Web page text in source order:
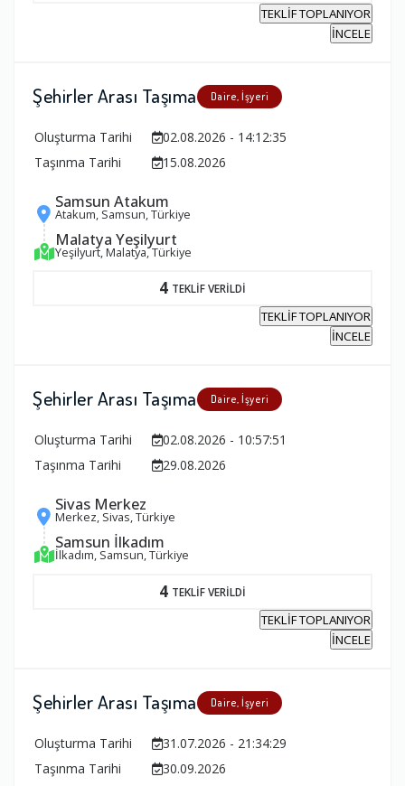
TEKLİF TOPLANIYOR
İNCELE
Şehirler Arası Taşıma Daire, İşyeri
Oluşturma Tarihi
02.08.2026 - 14:12:35
Taşınma Tarihi
15.08.2026
Samsun Atakum
Atakum, Samsun, Türkiye
Malatya Yeşilyurt
Yeşilyurt, Malatya, Türkiye
4 TEKLİF VERİLDİ
TEKLİF TOPLANIYOR
İNCELE
Şehirler Arası Taşıma Daire, İşyeri
Oluşturma Tarihi
02.08.2026 - 10:57:51
Taşınma Tarihi
29.08.2026
Sivas Merkez
Merkez, Sivas, Türkiye
Samsun İlkadım
İlkadım, Samsun, Türkiye
4 TEKLİF VERİLDİ
TEKLİF TOPLANIYOR
İNCELE
Şehirler Arası Taşıma Daire, İşyeri
Oluşturma Tarihi
31.07.2026 - 21:34:29
Taşınma Tarihi
30.09.2026